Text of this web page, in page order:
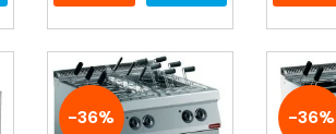
-36% -36%